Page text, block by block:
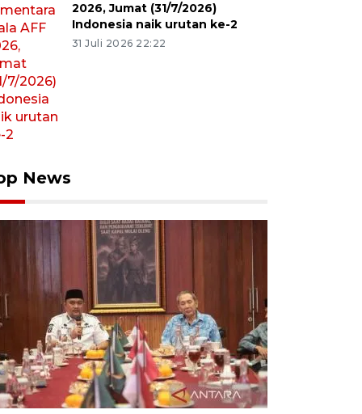
2026, Jumat (31/7/2026)
Indonesia naik urutan ke-2
31 Juli 2026 22:22
News